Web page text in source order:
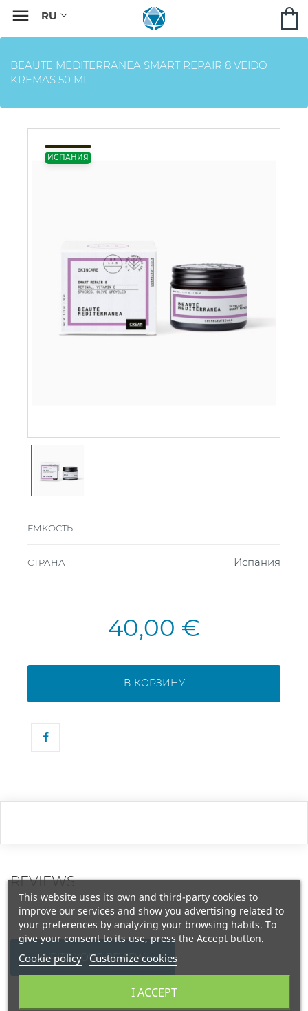

BEAUTE MEDITERRANEA SMART REPAIR 8 VEIDO
KREMAS 50 ML
ИСПАНИЯ
ЕМКОСТЬ
СТРАНА Испания
40,00 €
В КОРЗИНУ
REVIEWS
WRITE YOUR REVIEW
This website uses its own and third-party cookies to
improve our services and show you advertising related to
your preferences by analyzing your browsing habits. To
give your consent to its use, press the Accept button.
Cookie policy Customize cookies
I ACCEPT